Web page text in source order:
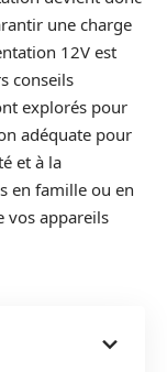
une charge
12V est
conseils
explorés pour
adéquate pour
et à la
en famille ou en
vos appareils